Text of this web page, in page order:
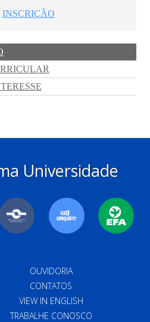
Universidade
OUVIDORIA
CONTATOS
VIEW IN ENGLISH
TRABALHE CONOSCO